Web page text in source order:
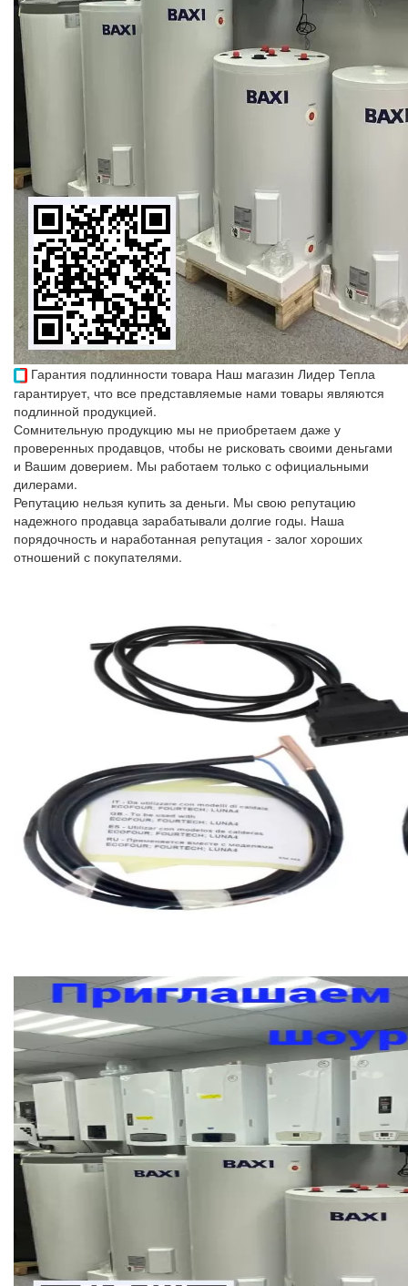
Гарантия подлинности товара Наш магазин Лидер Тепла
гарантирует, что все представляемые нами товары являются
подлинной продукцией.
Сомнительную продукцию мы не приобретаем даже у
проверенных продавцов, чтобы не рисковать своими деньгами
и Вашим доверием. Мы работаем только с официальными
дилерами.
Репутацию нельзя купить за деньги. Мы свою репутацию
надежного продавца зарабатывали долгие годы. Наша
порядочность и наработанная репутация - залог хороших
отношений с покупателями.